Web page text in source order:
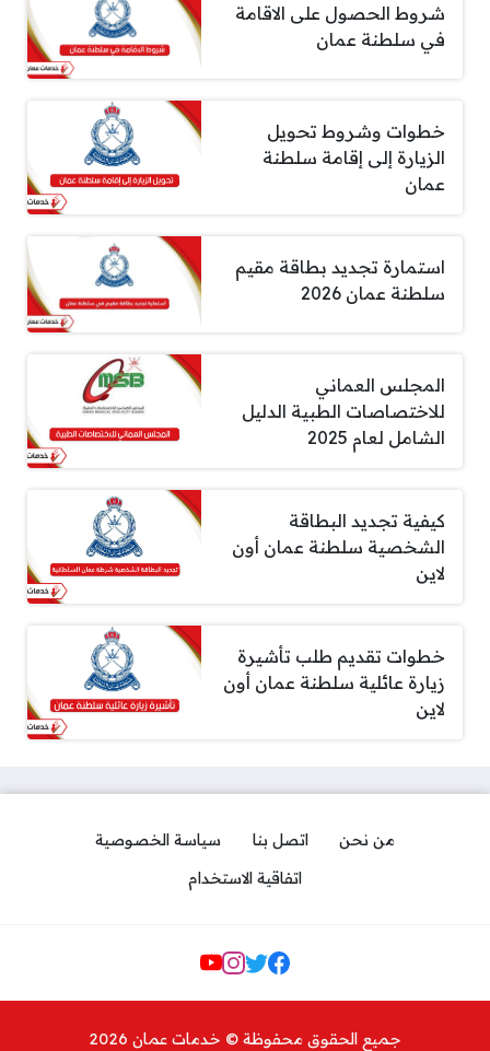
شروط الحصول على الاقامة
في سلطنة عمان
خطوات وشروط تحويل
الزيارة إلى إقامة سلطنة
عمان
استمارة تجديد بطاقة مقيم
سلطنة عمان 2026
المجلس العماني
للاختصاصات الطبية الدليل
الشامل لعام 2025
كيفية تجديد البطاقة
الشخصية سلطنة عمان أون
لاين
خطوات تقديم طلب تأشيرة
زيارة عائلية سلطنة عمان أون
لاين
من نحن اتصل بنا
سياسة الخصوصية
اتفاقية الاستخدام
Social Links
جميع الحقوق محفوظة © خدمات عمان 2026